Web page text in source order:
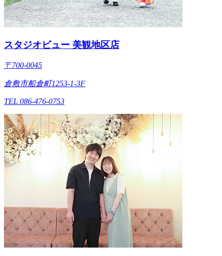
スタジオビュー 美観地区店
〒700-0045
倉敷市船倉町1253-1-3F
TEL 086-476-0753